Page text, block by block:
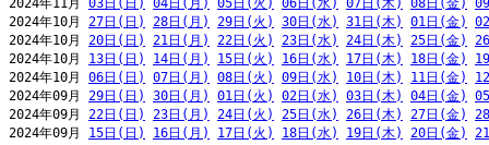
2024年11月 03日(日) 04日(月) 05日(火) 06日(水) 07日(木) 08日(金)
2024年10月 27日(日) 28日(月) 29日(火) 30日(水) 31日(木) 01日(金)
2024年10月 20日(日) 21日(月) 22日(火) 23日(水) 24日(木) 25日(金)
2024年10月 13日(日) 14日(月) 15日(火) 16日(水) 17日(木) 18日(金)
2024年10月 06日(日) 07日(月) 08日(火) 09日(水) 10日(木) 11日(金)
2024年09月 29日(日) 30日(月) 01日(火) 02日(水) 03日(木) 04日(金)
2024年09月 22日(日) 23日(月) 24日(火) 25日(水) 26日(木) 27日(金)
2024年09月 15日(日) 16日(月) 17日(火) 18日(水) 19日(木) 20日(金)